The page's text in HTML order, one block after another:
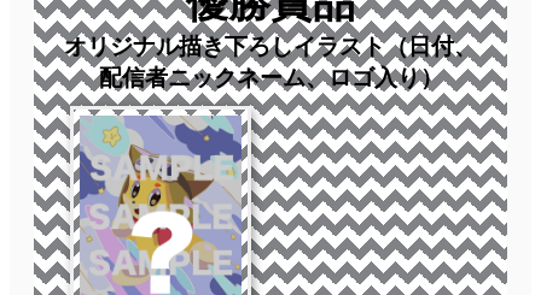
オリジナル描き下ろしイラスト（日付、
配信者ニックネーム、ロゴ入り）